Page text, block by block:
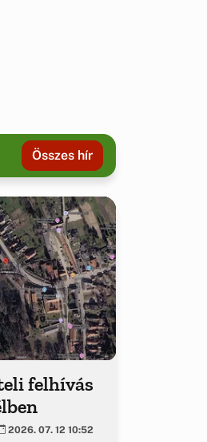
Összes hír
felhívás
2026. 07. 12 10:52